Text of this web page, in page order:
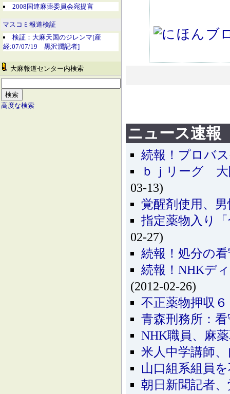
2008国連麻薬委員会宛提言
マスコミ報道検証
検証：大麻天国のジレンマ[産
経:07/07/19 黒沢潤記者]
大麻報道センター内検索
高度な検索
ニュース速報
続報！プロバ
ｂｊリーグ
03-13)
覚醒剤使用、
指定薬物入り
02-27)
続報！処分の
続報！NHKデ
(2012-02-26)
不正薬物押収
青森刑務所：
NHK職員、麻
米人中学講師
山口組系組員
朝日新聞記者